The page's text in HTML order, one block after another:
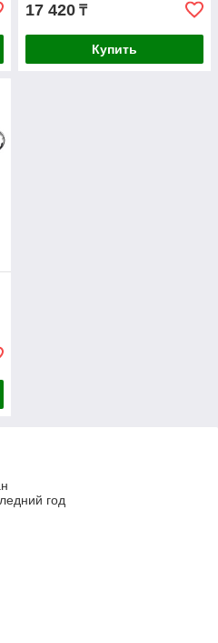
17 420 ₸
Купить
год